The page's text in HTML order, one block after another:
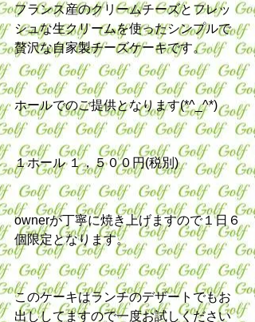
フランス産のクリームチーズとフレッ
シュな生クリームを使ったシンプルで
贅沢な自家製チーズケーキです。
ホールでのご提供となります(*^_^*)
１ホール １，５００円(税別)
ownerが丁寧に焼き上げますので１日６
個限定となります。
このケーキはランチのデザートでもお
出ししてますので一度お試しください